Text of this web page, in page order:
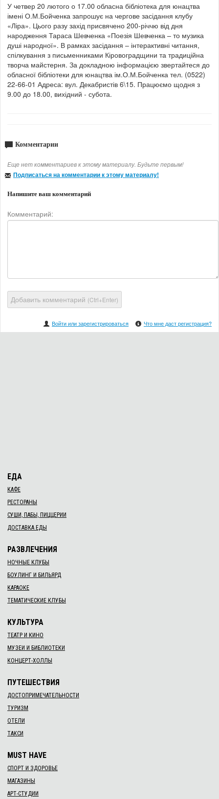
У четвер 20 лютого о 17.00 обласна бібліотека для юнацтва
імені О.М.Бойченка запрошує на чергове засідання клубу
«Ліра». Цього разу захід присвячено 200-річчю від дня
народження Тараса Шевченка «Поезія Шевченка – то музика
душі народної». В рамках засідання – інтерактивні читання,
спілкування з письменниками Кіровоградщини та традиційна
творча майстерня. За докладною інформацією звертайтеся до
обласної бібліотеки для юнацтва ім.О.М.Бойченка тел. (0522)
22-66-01 Адреса: вул. Декабристів 6\15. Працюємо щодня з
9.00 до 18.00, вихідний - субота.
Комментарии
Еще нет комментариев к этому материалу. Будьте первым!
Подписаться на комментарии к этому материалу!
Напишите ваш комментарий
Комментарий:
Добавить комментарий (Ctrl+Enter)
Войти или зарегистрироваться Что мне даст регистрация?
ЕДА
КАФЕ
РЕСТОРАНЫ
СУШИ, ПАБЫ, ПИЦЦЕРИИ
ДОСТАВКА ЕДЫ
РАЗВЛЕЧЕНИЯ
НОЧНЫЕ КЛУБЫ
БОУЛИНГ И БИЛЬЯРД
КАРАОКЕ
ТЕМАТИЧЕСКИЕ КЛУБЫ
КУЛЬТУРА
ТЕАТР И КИНО
МУЗЕИ И БИБЛИОТЕКИ
КОНЦЕРТ-ХОЛЛЫ
ПУТЕШЕСТВИЯ
ДОСТОПРИМЕЧАТЕЛЬНОСТИ
ТУРИЗМ
ОТЕЛИ
ТАКСИ
MUST HAVE
СПОРТ И ЗДОРОВЬЕ
МАГАЗИНЫ
АРТ-СТУДИИ